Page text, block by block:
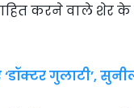
करने वाले
गुलाटी’,